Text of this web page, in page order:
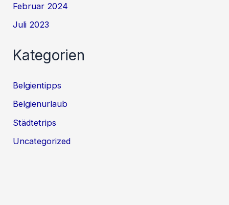
Februar 2024
Juli 2023
Kategorien
Belgientipps
Belgienurlaub
Städtetrips
Uncategorized